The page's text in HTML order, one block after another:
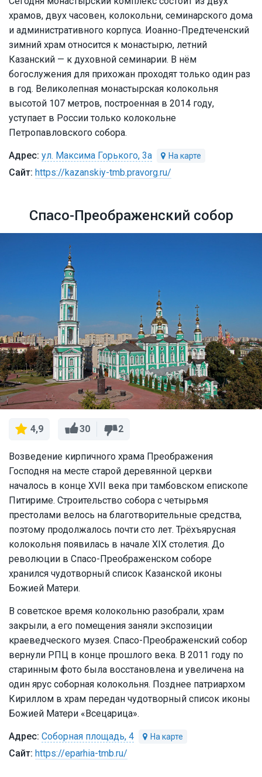
храмов, двух часовен, колокольни, семинарского дома
и административного корпуса. Иоанно-Предтеченский
зимний храм относится к монастырю, летний
Казанский — к духовной семинарии. В нём
богослужения для прихожан проходят только один раз
в год. Великолепная монастырская колокольня
высотой 107 метров, построенная в 2014 году,
уступает в России только колокольне
Петропавловского собора.
ул. Максима Горького, 3а
https://kazanskiy-tmb.pravorg.ru/
Спасо-Преображенский собор
4,9 30 2
Возведение кирпичного храма Преображения
Господня на месте старой деревянной церкви
началось в конце XVII века при тамбовском епископе
Питириме. Строительство собора с четырьмя
престолами велось на благотворительные средства,
поэтому продолжалось почти сто лет. Трёхъярусная
колокольня появилась в начале XIX столетия. До
революции в Спасо-Преображенском соборе
хранился чудотворный список Казанской иконы
Божией Матери.
В советское время колокольню разобрали, храм
закрыли, а его помещения заняли экспозиции
краеведческого музея. Спасо-Преображенский собор
вернули РПЦ в конце прошлого века. В 2011 году по
старинным фото была восстановлена и увеличена на
один ярус соборная колокольня. Позднее патриархом
Кириллом в храм передан чудотворный список иконы
Божией Матери «Всецарица».
Соборная площадь, 4
https://eparhia-tmb.ru/